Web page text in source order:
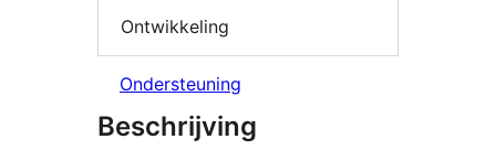
Ontwikkeling
Ondersteuning
Beschrijving